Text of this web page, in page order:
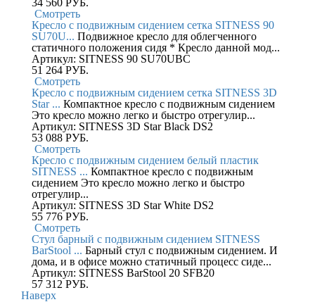
34 560 РУБ.
Смотреть
Кресло с подвижным сидением сетка SITNESS 90
SU70U... Подвижное кресло для облегченного
статичного положения сидя * Кресло данной мод...
Артикул: SITNESS 90 SU70UBC
51 264 РУБ.
Смотреть
Кресло с подвижным сидением сетка SITNESS 3D
Star ... Компактное кресло с подвижным сидением
Это кресло можно легко и быстро отрегулир...
Артикул: SITNESS 3D Star Black DS2
53 088 РУБ.
Смотреть
Кресло с подвижным сидением белый пластик
SITNESS ... Компактное кресло с подвижным
сидением Это кресло можно легко и быстро
отрегулир...
Артикул: SITNESS 3D Star White DS2
55 776 РУБ.
Смотреть
Стул барный с подвижным сидением SITNESS
BarStool ... Барный стул с подвижным сидением. И
дома, и в офисе можно статичный процесс сиде...
Артикул: SITNESS BarStool 20 SFB20
57 312 РУБ.
Наверх